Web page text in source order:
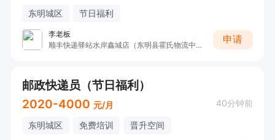
东明城区 节日福利
李老板
顺丰快递驿站水岸鑫城店（东明县霍氏物流中心）
申请
邮政快递员（节日福利）
2020-4000 元/月 40分钟前
东明城区 免费培训 晋升空间